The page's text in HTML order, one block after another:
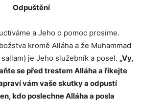
Odpuštění
a Jeho o pomoc prosíme.
kromě Alláha a že Muhammad
sallam) je Jeho služebník a posel. „Vy,
se před trestem Alláha a říkejte
vám vaše skutky a odpustí
kdo poslechne Alláha a posla